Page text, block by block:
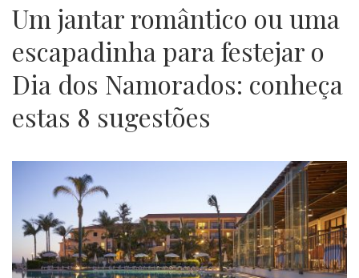
Um jantar romântico ou uma
escapadinha para festejar o
Dia dos Namorados: conheça
estas 8 sugestões